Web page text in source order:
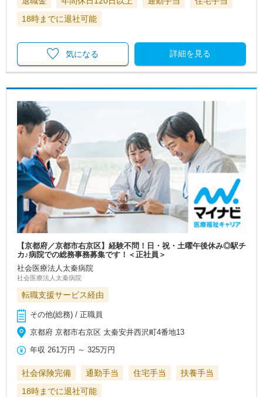
18時までに退社可能
詳細を見る
気になる
【京都府／京都市右京区】経験不問！日・祝・土曜午後休み◎駅チ
カ♪病院での総務事務募集です！＜正社員＞
社会医療法人太秦病院
社会医療法人太秦病院
転職支援サービス経由
その他(総務) / 正職員
京都府 京都市右京区 太秦安井西沢町4番地13
年収 261万円 ～325万円
社会保険完備 通勤手当 住宅手当
扶養手当
18時までに退社可能